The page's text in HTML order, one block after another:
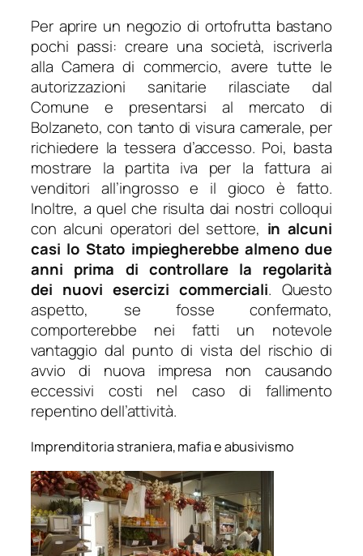
Per aprire un negozio di ortofrutta bastano
pochi passi: creare una società, iscriverla
alla Camera di commercio, avere tutte le
autorizzazioni sanitarie rilasciate dal
Comune e presentarsi al mercato di
Bolzaneto, con tanto di visura camerale, per
richiedere la tessera d’accesso. Poi, basta
mostrare la partita iva per la fattura ai
venditori all’ingrosso e il gioco è fatto.
Inoltre, a quel che risulta dai nostri colloqui
con alcuni operatori del settore, in alcuni
casi lo Stato impiegherebbe almeno due
anni prima di controllare la regolarità
dei nuovi esercizi commerciali. Questo
aspetto, se fosse confermato,
comporterebbe nei fatti un notevole
vantaggio dal punto di vista del rischio di
avvio di nuova impresa non causando
eccessivi costi nel caso di fallimento
repentino dell’attività.
Imprenditoria straniera, mafia e abusivismo